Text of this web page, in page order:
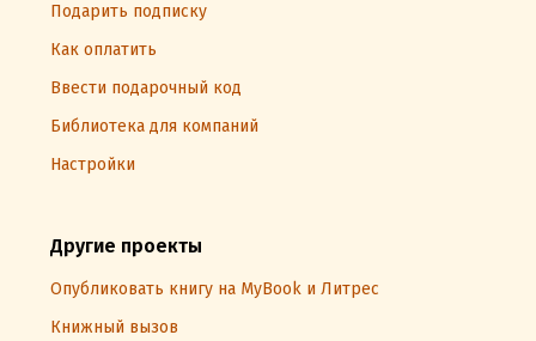
Подарить подписку
Как оплатить
Ввести подарочный код
Библиотека для компаний
Настройки
Другие проекты
Опубликовать книгу на MyBook и Литрес
Книжный вызов